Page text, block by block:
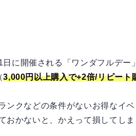
に開催される「ワンダフルデー
3,000円以上購入で+2倍/リピート
ンクなどの条件がないお得なイ
おかないと、かえって損してしま